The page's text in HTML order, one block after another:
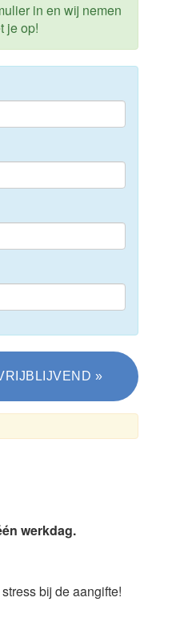
in en wij nemen
je op!
werkdag.
bij de aangifte!